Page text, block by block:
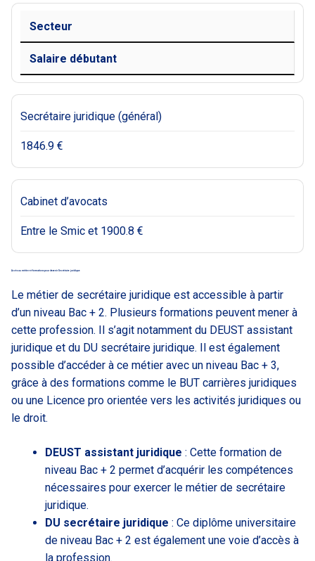
Secteur
Salaire débutant
Secrétaire juridique (général)
1846.9 €
Cabinet d’avocats
Entre le Smic et 1900.8 €
Accès au métier et formations pour devenir Secrétaire juridique
Le métier de secrétaire juridique est accessible à partir
d’un niveau Bac + 2. Plusieurs formations peuvent mener à
cette profession. Il s’agit notamment du DEUST assistant
juridique et du DU secrétaire juridique. Il est également
possible d’accéder à ce métier avec un niveau Bac + 3,
grâce à des formations comme le BUT carrières juridiques
ou une Licence pro orientée vers les activités juridiques ou
le droit.
DEUST assistant juridique : Cette formation de
niveau Bac + 2 permet d’acquérir les compétences
nécessaires pour exercer le métier de secrétaire
juridique.
DU secrétaire juridique : Ce diplôme universitaire
de niveau Bac + 2 est également une voie d’accès à
la profession.